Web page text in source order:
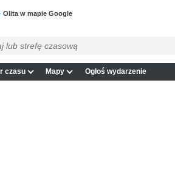
Olita w mapie Google
czasu Mapy Ogłoś wydarzenie